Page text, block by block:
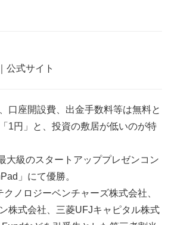
公式サイト
口座開設費、出金手数料等は無料と
1円」と、投資の敷居が低いのが特
大級のスタートアッププレゼンコン
」にて優勝。
ノロジーベンチャーズ株式会社、
株式会社、三菱UFJキャピタル株式